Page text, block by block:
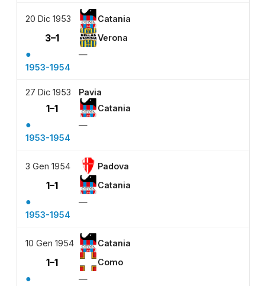
20 Dic 1953 Catania
3–1 Verona
●
—
1953-1954
27 Dic 1953 Pavia
1–1 Catania
●
—
1953-1954
3 Gen 1954 Padova
1–1 Catania
●
—
1953-1954
10 Gen 1954 Catania
1–1 Como
●
—